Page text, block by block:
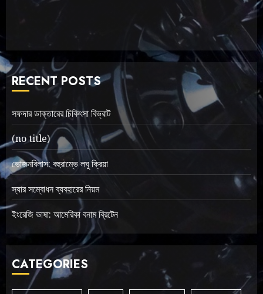
RECENT POSTS
সফদার ডাক্তারের চিকিৎসা বিভ্রাট
(no title)
ভোজনবিলাস: বহুরাম্ভে লঘু ক্রিয়া
স্যার সম্বোধন ব্যবহারের নিয়ম
ইংরেজি ভাষা: আমেরিকা বনাম ব্রিটেন
CATEGORIES